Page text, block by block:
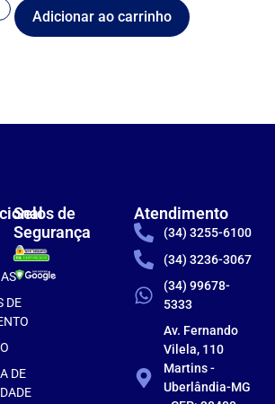
Adicionar ao carrinho
DE
DE
Atendimento
(34) 3255-6100
(34) 3236-3067
(34) 99678-
5333
Av. Fernando
Vilela, 110
Martins -
Uberlândia-MG
Selos de
Segurança